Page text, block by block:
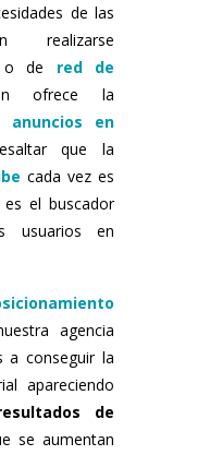
de las
realizarse
o de red de
ofrece la
anuncios en
que la
cada vez es
el buscador
usuarios en
agencia
a conseguir la
apareciendo
de
se aumentan